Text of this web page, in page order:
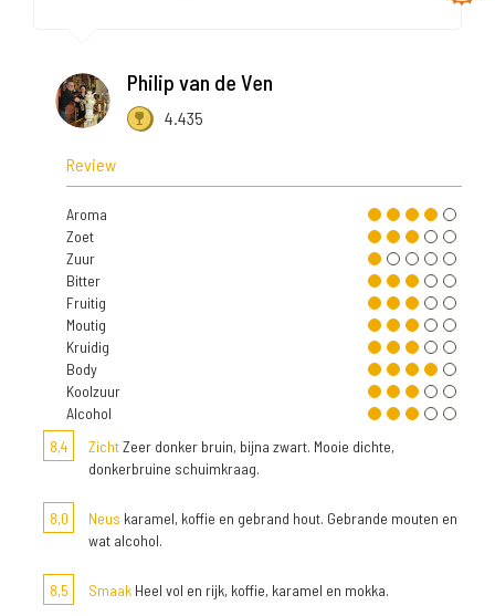
Philip van de Ven
4.435
Review
Aroma
Zoet
Zuur
Bitter
Fruitig
Moutig
Kruidig
Body
Koolzuur
Alcohol
8,4
ZichtZeer donker bruin, bijna zwart. Mooie dichte,
donkerbruine schuimkraag.
8,0 Neus karamel, koffie en gebrand hout. Gebrande mouten en
wat alcohol.
8,5 Smaak Heel vol en rijk, koffie, karamel en mokka.